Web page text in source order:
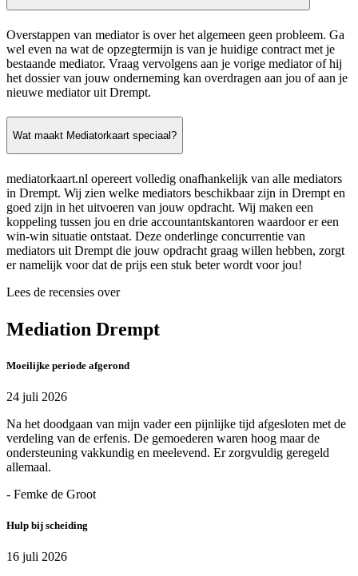
Overstappen van mediator is over het algemeen geen probleem. Ga
wel even na wat de opzegtermijn is van je huidige contract met je
bestaande mediator. Vraag vervolgens aan je vorige mediator of hij
het dossier van jouw onderneming kan overdragen aan jou of aan je
nieuwe mediator uit Drempt.
Wat maakt Mediatorkaart speciaal?
mediatorkaart.nl opereert volledig onafhankelijk van alle mediators
in Drempt. Wij zien welke mediators beschikbaar zijn in Drempt en
goed zijn in het uitvoeren van jouw opdracht. Wij maken een
koppeling tussen jou en drie accountantskantoren waardoor er een
win-win situatie ontstaat. Deze onderlinge concurrentie van
mediators uit Drempt die jouw opdracht graag willen hebben, zorgt
er namelijk voor dat de prijs een stuk beter wordt voor jou!
Lees de recensies over
Mediation Drempt
Moeilijke periode afgerond
24 juli 2026
Na het doodgaan van mijn vader een pijnlijke tijd afgesloten met de
verdeling van de erfenis. De gemoederen waren hoog maar de
ondersteuning vakkundig en meelevend. Er zorgvuldig geregeld
allemaal.
- Femke de Groot
Hulp bij scheiding
16 juli 2026